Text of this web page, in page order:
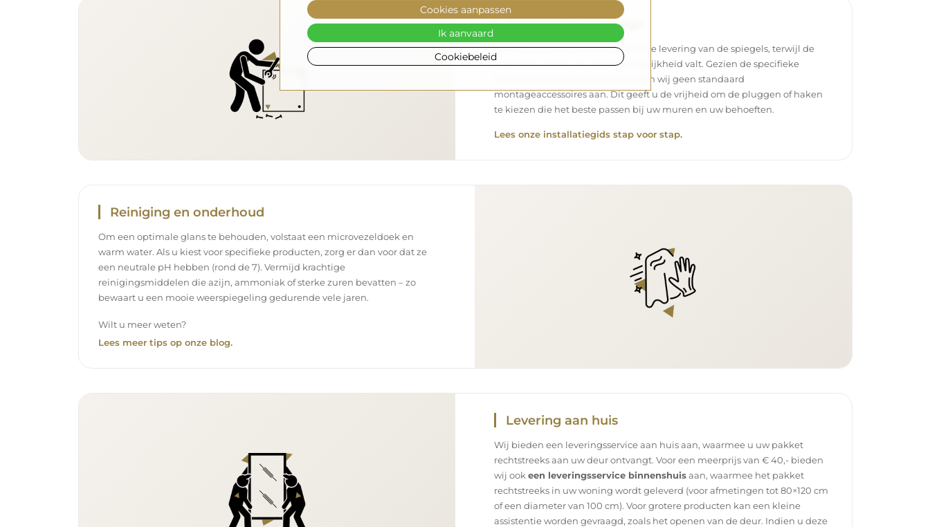
Eenvoudige montage
Wij staan in voor de productie en de levering van de spiegels, terwijl de
installatie onder uw verantwoordelijkheid valt. Gezien de specifieke
kenmerken van elke ruimte bieden wij geen standaard
montageaccessoires aan. Dit geeft u de vrijheid om de pluggen of haken
te kiezen die het beste passen bij uw muren en uw behoeften.
Lees onze installatiegids stap voor stap.
Reiniging en onderhoud
Om een optimale glans te behouden, volstaat een microvezeldoek en
warm water. Als u kiest voor specifieke producten, zorg er dan voor dat ze
een neutrale pH hebben (rond de 7). Vermijd krachtige
reinigingsmiddelen die azijn, ammoniak of sterke zuren bevatten – zo
bewaart u een mooie weerspiegeling gedurende vele jaren.
Wilt u meer weten?
Lees meer tips op onze blog.
Levering aan huis
Wij bieden een leveringsservice aan huis aan, waarmee u uw pakket
rechtstreeks aan uw deur ontvangt. Voor een meerprijs van € 40,- bieden
wij ook een leveringsservice binnenshuisaan, waarmee het pakket
rechtstreeks in uw woning wordt geleverd (voor afmetingen tot 80×120 cm
of een diameter van 100 cm). Voor grotere producten kan een kleine
assistentie worden gevraagd, zoals het openen van de deur. Indien u deze
Cookiebeleid
Cookies aanpassen
Ik aanvaard